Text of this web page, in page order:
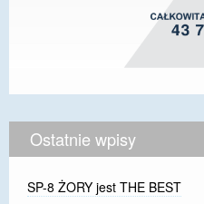
Ostatnie wpisy
SP-8 ŻORY jest THE BEST